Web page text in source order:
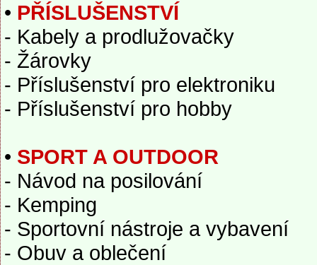
• PŘÍSLUŠENSTVÍ
- Kabely a prodlužovačky
- Žárovky
- Příslušenství pro elektroniku
- Příslušenství pro hobby
• SPORT A OUTDOOR
- Návod na posilování
- Kemping
- Sportovní nástroje a vybavení
- Obuv a oblečení